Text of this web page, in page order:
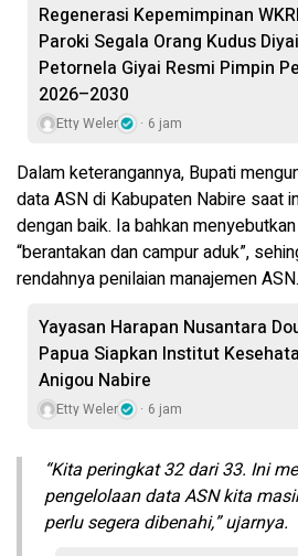
Regenerasi Kepemimpinan WKRI
Paroki Segala Orang Kudus
Petornela Giyai Resmi Pimpin
2026–2030
Etty Weler 6 jam
Dalam keterangannya, Bupati
data ASN di Kabupaten Nabire saat
dengan baik. Ia bahkan
“berantakan dan campur aduk”,
rendahnya penilaian manajemen ASN.
Yayasan Harapan Nusantara
Papua Siapkan Institut
Anigou Nabire
Etty Weler 6 jam
“Kita peringkat 32 dari 33. Ini
pengelolaan data ASN kita
perlu segera dibenahi,” ujarnya.